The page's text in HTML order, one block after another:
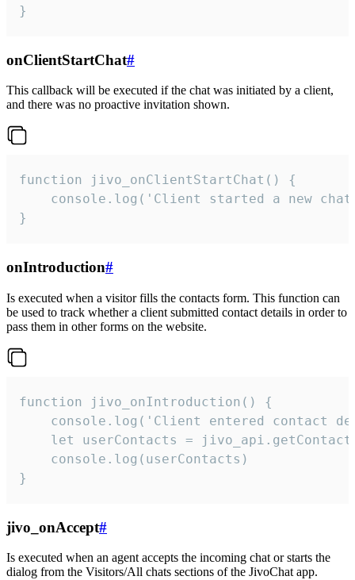
}
onClientStartChat#
This callback will be executed if the chat was initiated by a client,
and there was no proactive invitation shown.
function jivo_onClientStartChat() {
console.log('Client started a new
}
onIntroduction#
Is executed when a visitor fills the contacts form. This function can
be used to track whether a client submitted contact details in order to
pass them in other forms on the website.
function jivo_onIntroduction() {
console.log('Client entered contact
let userContacts =
    console.log(userContacts)
}
jivo_onAccept#
Is executed when an agent accepts the incoming chat or starts the
dialog from the Visitors/All chats sections of the JivoChat app.